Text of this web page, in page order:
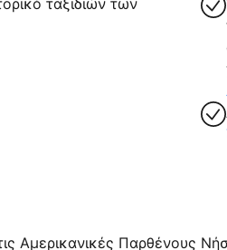
ταξιδιών των
Αμερικανικές Παρθένους